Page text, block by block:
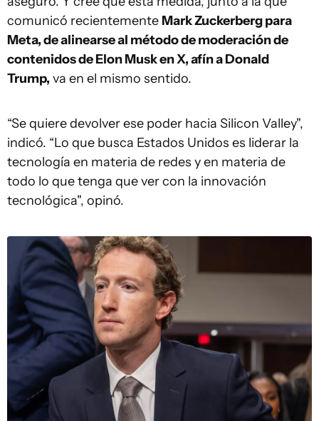
comunicó recientemente Mark Zuckerberg para
Meta, de alinearse al método de moderación de
contenidos de Elon Musk en X, afín a Donald
Trump, va en el mismo sentido.
“Se quiere devolver ese poder hacia Silicon Valley",
indicó. “Lo que busca Estados Unidos es liderar la
tecnología en materia de redes y en materia de
todo lo que tenga que ver con la innovación
tecnológica", opinó.